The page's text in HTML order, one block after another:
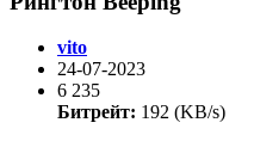
vito
24-07-2023
6 235
Битрейт: 192 (KB/s)